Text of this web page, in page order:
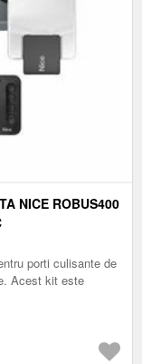
NICE ROBUS400
porti culisante de
Acest kit este